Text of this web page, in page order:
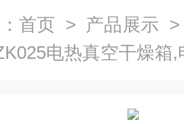
首页 > 产品展示
电热真空干燥箱,